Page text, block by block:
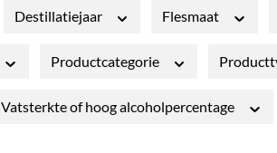
Destillatiejaar Flesmaat
Productcategorie
Vatsterkte of hoog alcoholpercentage